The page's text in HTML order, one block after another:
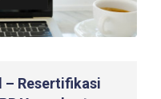
– Resertifikasi